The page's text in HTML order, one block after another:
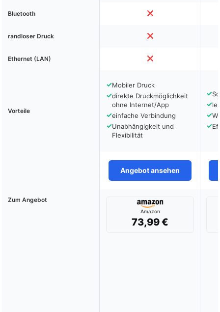
Bluetooth
randloser Druck
Ethernet (LAN)
Vorteile
✓Mobiler Druck
✓direkte Druckmöglichkeit
ohne Internet/App
✓einfache Verbindung
✓Unabhängigkeit und
Flexibilität
✓
✓
✓
✓
Angebot ansehen
Zum Angebot
Amazon
73,99 €